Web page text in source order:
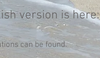
version is here:
can be found.